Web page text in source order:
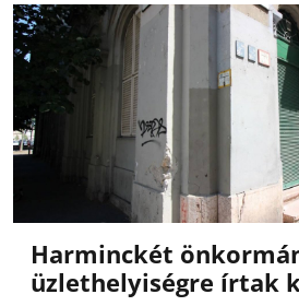
Harminckét
üzlethelyiségre írtak